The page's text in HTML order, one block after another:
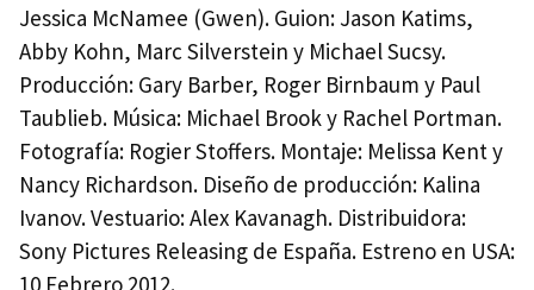
Jessica McNamee (Gwen). Guion: Jason Katims,
Abby Kohn, Marc Silverstein y Michael Sucsy.
Producción: Gary Barber, Roger Birnbaum y Paul
Taublieb. Música: Michael Brook y Rachel Portman.
Fotografía: Rogier Stoffers. Montaje: Melissa Kent y
Nancy Richardson. Diseño de producción: Kalina
Ivanov. Vestuario: Alex Kavanagh. Distribuidora:
Sony Pictures Releasing de España. Estreno en USA:
10 Febrero 2012.